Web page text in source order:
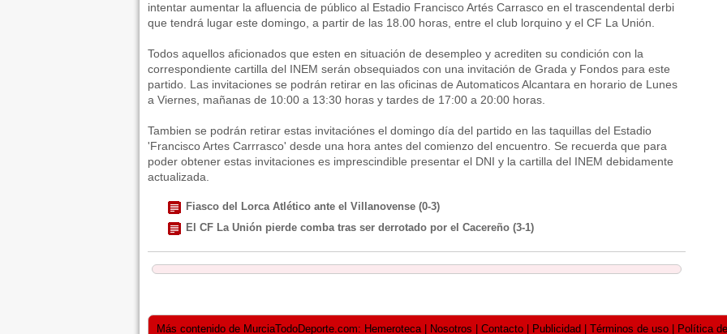
intentar aumentar la afluencia de público al Estadio Francisco Artés Carrasco en el trascendental derbi
que tendrá lugar este domingo, a partir de las 18.00 horas, entre el club lorquino y el CF La Unión.
Todos aquellos aficionados que esten en situación de desempleo y acrediten su condición con la
correspondiente cartilla del INEM serán obsequiados con una invitación de Grada y Fondos para este
partido. Las invitaciones se podrán retirar en las oficinas de Automaticos Alcantara en horario de Lunes
a Viernes, mañanas de 10:00 a 13:30 horas y tardes de 17:00 a 20:00 horas.
Tambien se podrán retirar estas invitaciónes el domingo día del partido en las taquillas del Estadio
'Francisco Artes Carrrasco' desde una hora antes del comienzo del encuentro. Se recuerda que para
poder obtener estas invitaciones es imprescindible presentar el DNI y la cartilla del INEM debidamente
actualizada.
Fiasco del Lorca Atlético ante el Villanovense (0-3)
El CF La Unión pierde comba tras ser derrotado por el Cacereño (3-1)
Más contenido de MurciaTodoDeporte.com: Hemeroteca | Nosotros | Contacto | Publicidad | Términos de uso | Política